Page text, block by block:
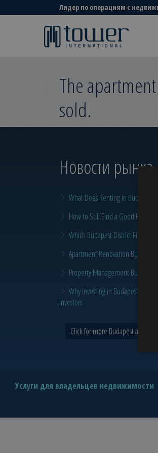
Лидер по операциям с
The
sold.
Новости
What Does Renting in Budapest
How to Still Find a Good Rental
Which Budapest District Fits
Apartment Renovation
Property Management
Why Investing in Budapest Real
Investors
Click for more Budapest and
Услуги для владельцев недвижимости